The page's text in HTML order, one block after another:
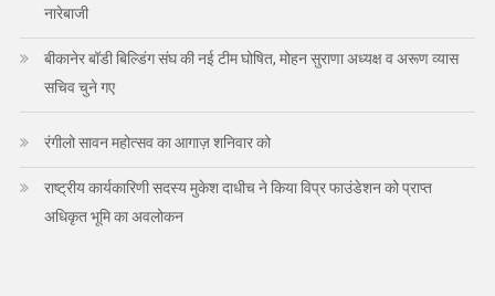
नारेबाजी
बीकानेर बॉडी बिल्डिंग संघ की नई टीम घोषित, मोहन सुराणा अध्यक्ष व अरूण व्यास
सचिव चुने गए
रंगीलो सावन महोत्सव का आगाज़ शनिवार को
राष्ट्रीय कार्यकारिणी सदस्य मुकेश दाधीच ने किया विप्र फाउंडेशन को प्राप्त
अधिकृत भूमि का अवलोकन